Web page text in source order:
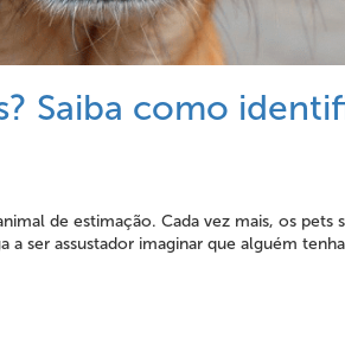
Saiba como
de estimação. Cada vez mais, os pets
ser assustador imaginar que alguém